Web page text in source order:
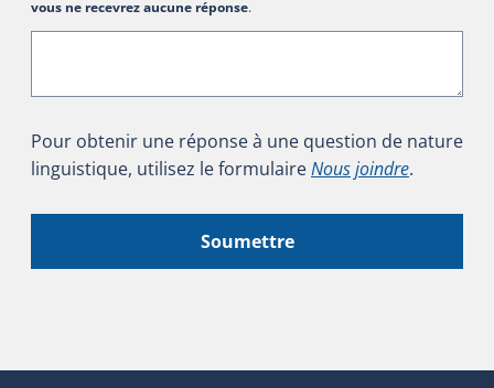
vous ne recevrez aucune réponse.
Pour obtenir une réponse à une question de nature
linguistique, utilisez le formulaireNous joindre.
Soumettre